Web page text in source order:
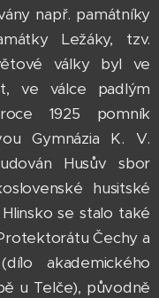
např. památníky
Ležáky, tzv.
války byl ve
ve válce padlým
1925 pomník
Gymnázia K. V.
Husův sbor
husitské
se stalo také
Čechy a
akademického
u Telče), původně